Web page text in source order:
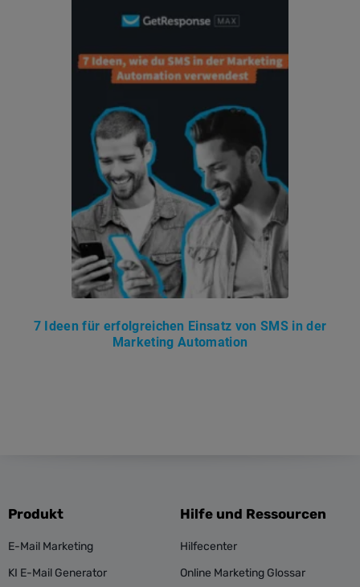
7 Ideen für erfolgreichen Einsatz von SMS in der
Marketing Automation
Produkt
E-Mail Marketing
KI E-Mail Generator
Hilfe und Ressourcen
Hilfecenter
Online Marketing Glossar